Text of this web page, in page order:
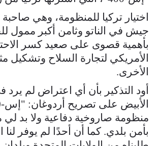
اختيار تركيا للمنظومة، وهي صاحبة
جيش في الناتو وثامن أكبر ممول
بأهمية قصوى على صعيد كسر
الأمريكي لتجارة السلاح وتشكيل
الأخرى.
أود التذكير بأن أي اعتراض لم يرد
منظومة صاروخية دفاعية ولا بد لي
بأمن بلدي. كما أن أحدًا لم يوفر لنا